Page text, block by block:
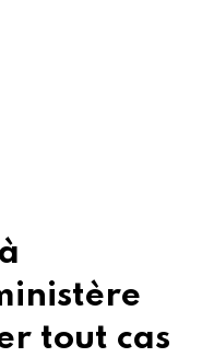
tout cas